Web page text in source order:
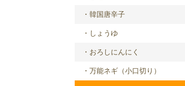
・韓国唐辛子
・しょうゆ
・おろしにんにく
・万能ネギ（小口切り）